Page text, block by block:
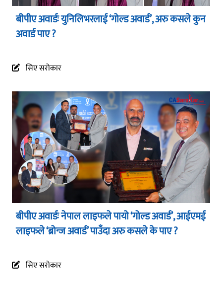
बीपीए अवार्डः युनिलिभरलाई ‘गोल्ड अवार्ड’, अरु कसले कुन
अवार्ड पाए ?
सिए सरोकार
बीपीए अवार्डः नेपाल लाइफले पायो ‘गोल्ड अवार्ड’, आईएमई
लाइफले ‘ब्रोन्ज अवार्ड’ पाउँदा अरु कसले के पाए ?
सिए सरोकार